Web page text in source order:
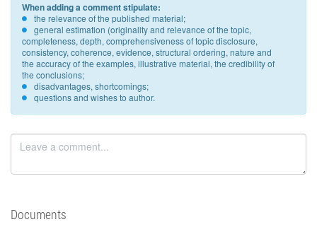
When adding a comment stipulate:
the relevance of the published material;
general estimation (originality and relevance of the topic,
completeness, depth, comprehensiveness of topic disclosure,
consistency, coherence, evidence, structural ordering, nature and
the accuracy of the examples, illustrative material, the credibility of
the conclusions;
disadvantages, shortcomings;
questions and wishes to author.
Documents